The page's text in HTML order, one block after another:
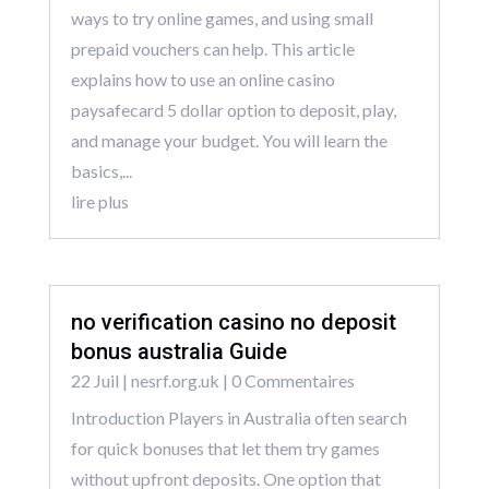
ways to try online games, and using small
prepaid vouchers can help. This article
explains how to use an online casino
paysafecard 5 dollar option to deposit, play,
and manage your budget. You will learn the
basics,...
lire plus
no verification casino no deposit
bonus australia Guide
22 Juil | nesrf.org.uk | 0 Commentaires
Introduction Players in Australia often search
for quick bonuses that let them try games
without upfront deposits. One option that